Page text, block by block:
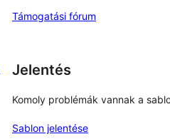
Támogatási fórum
Jelentés
Komoly problémák vannak a
Sablon jelentése